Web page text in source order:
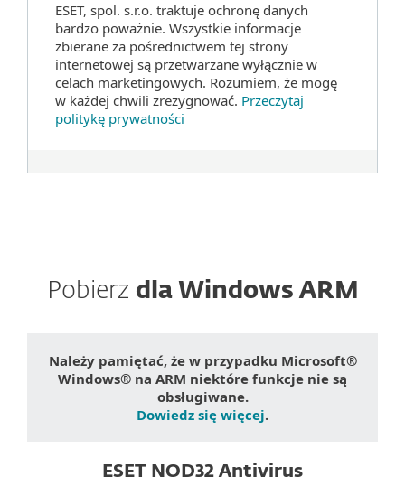
ESET, spol. s.r.o. traktuje ochronę danych
bardzo poważnie. Wszystkie informacje
zbierane za pośrednictwem tej strony
internetowej są przetwarzane wyłącznie w
celach marketingowych. Rozumiem, że mogę
w każdej chwili zrezygnować. Przeczytaj
politykę prywatności
Pobierz dla Windows ARM
Należy pamiętać, że w przypadku Microsoft®
Windows® na ARM niektóre funkcje nie są
obsługiwane.
Dowiedz się więcej.
ESET NOD32 Antivirus